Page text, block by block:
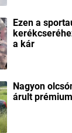
Ezen a
a kár
Nagyon
árult